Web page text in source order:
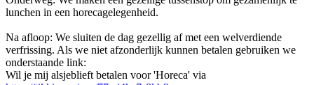
lunchen in een horecagelegenheid.
Na afloop: We sluiten de dag gezellig af met een welverdiende
verfrissing. Als we niet afzonderlijk kunnen betalen gebruiken we
onderstaande link:
Wil je mij alsjeblieft betalen voor 'Horeca' via